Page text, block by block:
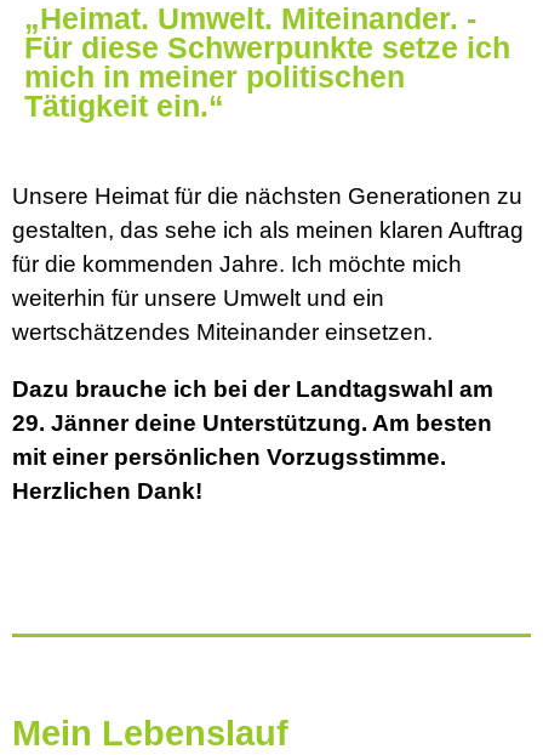
„Heimat. Umwelt. Miteinander. -
Für diese Schwerpunkte setze ich
mich in meiner politischen
Tätigkeit ein.“
Unsere Heimat für die nächsten Generationen zu
gestalten, das sehe ich als meinen klaren Auftrag
für die kommenden Jahre. Ich möchte mich
weiterhin für unsere Umwelt und ein
wertschätzendes Miteinander einsetzen.
Dazu brauche ich bei der Landtagswahl am
29. Jänner deine Unterstützung. Am besten
mit einer persönlichen Vorzugsstimme.
Herzlichen Dank!
Mein Lebenslauf